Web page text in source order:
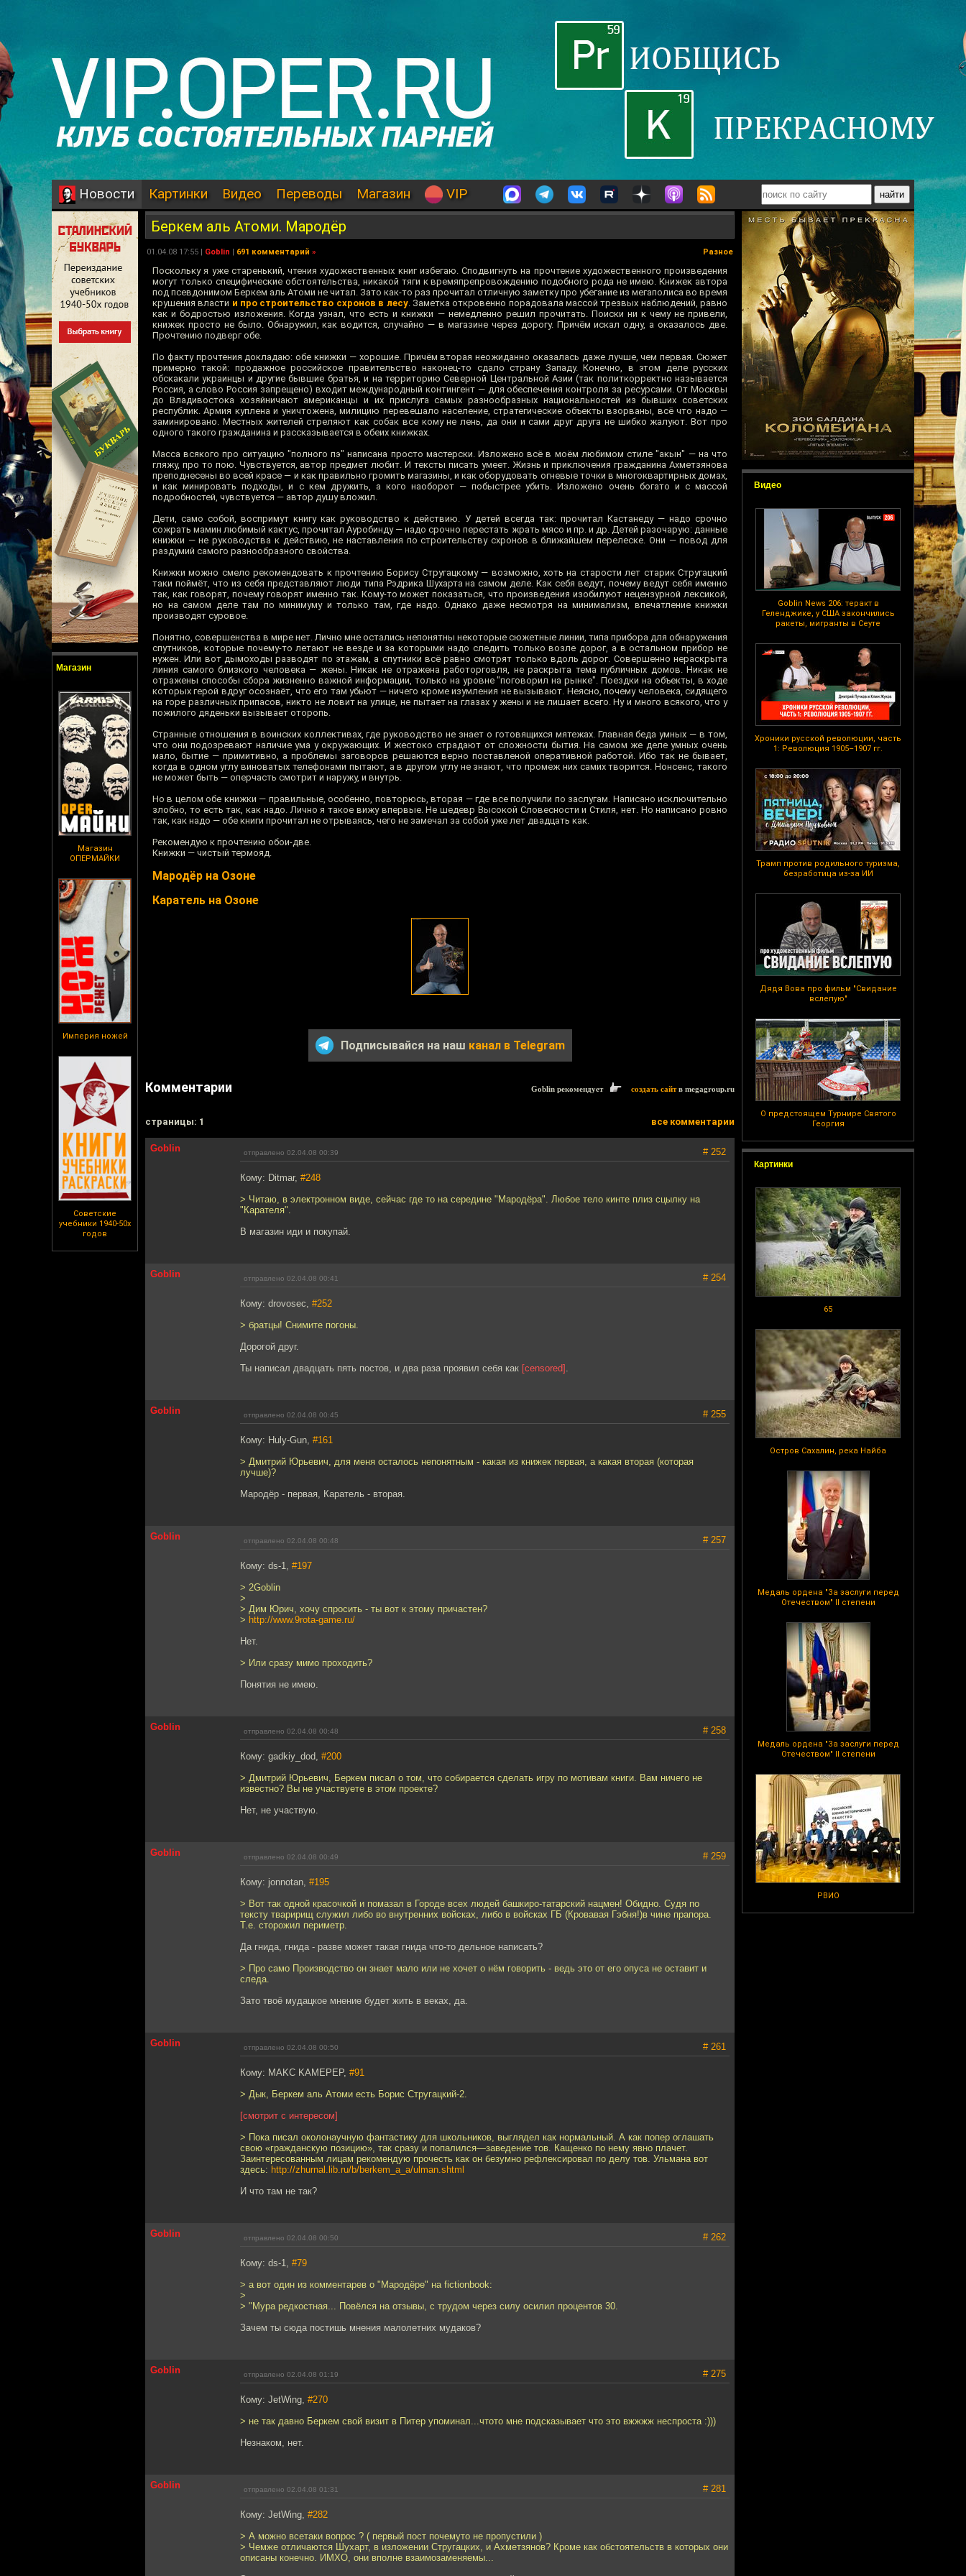
Новости Картинки Видео Переводы Магазин VIP
Магазин
Магазин
ОПЕРМАЙКИ
Империя ножей
Советские
учебники 1940-50х
годов
Видео
Goblin News 206: теракт в
Геленджике, у США закончились
ракеты, мигранты в Сеуте
Хроники русской революции, часть
1: Революция 1905–1907 гг.
Трамп против родильного туризма,
безработица из-за ИИ
Дядя Вова про фильм "Свидание
вслепую"
О предстоящем Турнире Святого
Георгия
Картинки
65
Остров Сахалин, река Найба
Медаль ордена "За заслуги перед
Отечеством" II степени
Медаль ордена "За заслуги перед
Отечеством" II степени
РВИО
Беркем аль Атоми. Мародёр
01.04.08 17:55 | Goblin | 691 комментарий » Разное
Поскольку я уже старенький, чтения художественных книг избегаю. Сподвигнуть на прочтение художественного произведения
могут только специфические обстоятельства, никакой тяги к времяпрепровождению подобного рода не имею. Книжек автора
под псевдонимом Беркем аль Атоми не читал. Зато как-то раз прочитал отличную заметку про убегание из мегаполиса во время
крушения власти и про строительство схронов в лесу. Заметка откровенно порадовала массой трезвых наблюдений, равно
как и бодростью изложения. Когда узнал, что есть и книжки — немедленно решил прочитать. Поиски ни к чему не привели,
книжек просто не было. Обнаружил, как водится, случайно — в магазине через дорогу. Причём искал одну, а оказалось две.
Прочтению подверг обе.
По факту прочтения докладаю: обе книжки — хорошие. Причём вторая неожиданно оказалась даже лучше, чем первая. Сюжет
примерно такой: продажное российское правительство наконец-то сдало страну Западу. Конечно, в этом деле русских
обскакали украинцы и другие бывшие братья, и на территорию Северной Центральной Азии (так политкорректно называется
Россия, а слово Россия запрещено) входит международный контингент — для обеспечения контроля за ресурсами. От Москвы
до Владивостока хозяйничают американцы и их прислуга самых разнообразных национальностей из бывших советских
республик. Армия куплена и уничтожена, милицию перевешало население, стратегические объекты взорваны, всё что надо —
заминировано. Местных жителей стреляют как собак все кому не лень, да они и сами друг друга не шибко жалуют. Вот про
одного такого гражданина и рассказывается в обеих книжках.
Масса всякого про ситуацию "полного пэ" написана просто мастерски. Изложено всё в моём любимом стиле "акын" — на что
гляжу, про то пою. Чувствуется, автор предмет любит. И тексты писать умеет. Жизнь и приключения гражданина Ахметзянова
преподнесены во всей красе — и как правильно громить магазины, и как оборудовать огневые точки в многоквартирных домах,
и как минировать подходы, и с кем дружить, а кого наоборот — побыстрее убить. Изложено очень богато и с массой
подробностей, чувствуется — автор душу вложил.
Дети, само собой, воспримут книгу как руководство к действию. У детей всегда так: прочитал Кастанеду — надо срочно
сожрать мамин любимый кактус, прочитал Ауробинду — надо срочно перестать жрать мясо и пр. и др. Детей разочарую: данные
книжки — не руководства к действию, не наставления по строительству схронов в ближайшем перелеске. Они — повод для
раздумий самого разнообразного свойства.
Книжки можно смело рекомендовать к прочтению Борису Стругацкому — возможно, хоть на старости лет старик Стругацкий
таки поймёт, что из себя представляют люди типа Рэдрика Шухарта на самом деле. Как себя ведут, почему ведут себя именно
так, как говорят, почему говорят именно так. Кому-то может показаться, что произведения изобилуют нецензурной лексикой,
но на самом деле там по минимуму и только там, где надо. Однако даже несмотря на минимализм, впечатление книжки
производят суровое.
Понятно, совершенства в мире нет. Лично мне остались непонятны некоторые сюжетные линии, типа прибора для обнаружения
спутников, которые почему-то летают не везде и за которыми надо следить только возле дорог, а в остальном прибор не
нужен. Или вот дымоходы разводят по этажам, а спутники всё равно смотрят только вдоль дорог. Совершенно нераскрыта
линия самого близкого человека — жены. Никак не отражена работорговля, не раскрыта тема публичных домов. Никак не
отражены способы сбора жизненно важной информации, только на уровне "поговорил на рынке". Поездки на объекты, в ходе
которых герой вдруг осознаёт, что его там убьют — ничего кроме изумления не вызывают. Неясно, почему человека, сидящего
на горе различных припасов, никто не ловит на улице, не пытает на глазах у жены и не лишает всего. Ну и много всякого, что у
пожилого дяденьки вызывает оторопь.
Странные отношения в воинских коллективах, где руководство не знает о готовящихся мятежах. Главная беда умных — в том,
что они подозревают наличие ума у окружающих. И жестоко страдают от сложности бытия. На самом же деле умных очень
мало, бытие — примитивно, а проблемы заговоров решаются верно поставленой оперативной работой. Ибо так не бывает,
когда в одном углу виноватых телефонами пытают, а в другом углу не знают, что промеж них самих творится. Нонсенс, такого
не может быть — оперчасть смотрит и наружу, и внутрь.
Но в целом обе книжки — правильные, особенно, повторюсь, вторая — где все получили по заслугам. Написано исключительно
злобно, то есть так, как надо. Лично я такое вижу впервые. Не шедевр Высокой Словесности и Стиля, нет. Но написано ровно
так, как надо — обе книги прочитал не отрываясь, чего не замечал за собой уже лет двадцать как.
Рекомендую к прочтению обои-две.
Книжки — чистый термояд.
Мародёр на Озоне
Каратель на Озоне
Подписывайся на наш канал в Telegram
Комментарии Goblin рекомендует создать сайтв megagroup.ru
cтраницы: 1 все комментарии
Goblin отправлено 02.04.08 00:39 # 252
Кому: Ditmar, #248
> Читаю, в электронном виде, сейчас где то на середине "Мародёра". Любое тело кинте плиз сцылку на
"Карателя".
В магазин иди и покупай.
Goblin отправлено 02.04.08 00:41 # 254
Кому: drovosec, #252
> братцы! Cнимите погоны.
Дорогой друг.
Ты написал двадцать пять постов, и два раза проявил себя как [censored] .
Goblin отправлено 02.04.08 00:45 # 255
Кому: Huly-Gun, #161
> Дмитрий Юрьевич, для меня осталось непонятным - какая из книжек первая, а какая вторая (которая
лучше)?
Мародёр - первая, Каратель - вторая.
Goblin отправлено 02.04.08 00:48 # 257
Кому: ds-1, #197
> 2Goblin
>
> Дим Юрич, хочу спросить - ты вот к этому причастен?
> http://www.9rota-game.ru/
Нет.
> Или сразу мимо проходить?
Понятия не имею.
Goblin отправлено 02.04.08 00:48 # 258
Кому: gadkiy_dod, #200
> Дмитрий Юрьевич, Беркем писал о том, что собирается сделать игру по мотивам книги. Вам ничего не
известно? Вы не участвуете в этом проекте?
Нет, не участвую.
Goblin отправлено 02.04.08 00:49 # 259
Кому: jonnotan, #195
> Вот так одной красочкой и помазал в Городе всех людей башкиро-татарский нацмен! Обидно. Судя по
тексту тваририщ служил либо во внутренних войсках, либо в войсках ГБ (Кровавая Гэбня!)в чине прапора.
Т.е. сторожил периметр.
Да гнида, гнида - разве может такая гнида что-то дельное написать?
> Про само Производство он знает мало или не хочет о нём говорить - ведь это от его опуса не оставит и
следа.
Зато твоё мудацкое мнение будет жить в веках, да.
Goblin отправлено 02.04.08 00:50 # 261
Кому: MAKC KAMEPEP, #91
> Дык, Беркем аль Атоми есть Борис Стругацкий-2.
[смотрит с интересом]
> Пока писал околонаучную фантастику для школьников, выглядел как нормальный. А как попер оглашать
свою «гражданскую позицию», так сразу и попалился—заведение тов. Кащенко по нему явно плачет.
Заинтересованным лицам рекомендую прочесть как он безумно рефлексировал по делу тов. Ульмана вот
здесь: http://zhurnal.lib.ru/b/berkem_a_a/ulman.shtml
И что там не так?
Goblin отправлено 02.04.08 00:50 # 262
Кому: ds-1, #79
> а вот один из комментарев о "Мародёре" на fictionbook:
>
> "Мура редкостная... Повёлся на отзывы, с трудом через силу осилил процентов 30.
Зачем ты сюда постишь мнения малолетних мудаков?
Goblin отправлено 02.04.08 01:19 # 275
Кому: JetWing, #270
> не так давно Беркем свой визит в Питер упоминал...чтото мне подсказывает что это вжжжж неспроста :)))
Незнаком, нет.
Goblin отправлено 02.04.08 01:31 # 281
Кому: JetWing, #282
> А можно всетаки вопрос ? ( первый пост почемуто не пропустили )
> Чемже отличаются Шухарт, в изложении Стругацких, и Ахметзянов? Кроме как обстоятельств в которых они
описаны конечно. ИМХО, они вполне взаимозаменяемы...